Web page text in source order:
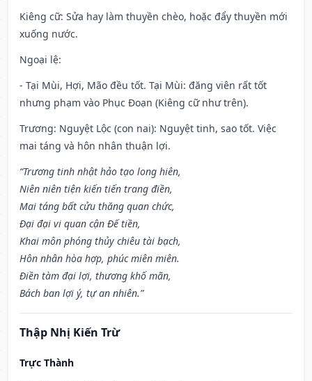
Kiêng cữ: Sửa hay làm thuyền chèo, hoặc đẩy thuyền mới
xuống nước.
Ngoại lệ:
- Tại Mùi, Hợi, Mão đều tốt. Tại Mùi: đăng viên rất tốt
nhưng phạm vào Phục Đoạn (Kiêng cữ như trên).
Trương: Nguyệt Lộc (con nai): Nguyệt tinh, sao tốt. Việc
mai táng và hôn nhân thuận lợi.
“Trương tinh nhật hảo tạo long hiên,
Niên niên tiện kiến tiến trang điền,
Mai táng bất cửu thăng quan chức,
Đại đại vi quan cận Đế tiền,
Khai môn phóng thủy chiêu tài bạch,
Hôn nhân hòa hợp, phúc miên miên.
Điền tàm đại lợi, thương khố mãn,
Bách ban lợi ý, tự an nhiên.”
Thập Nhị Kiến Trừ
Trực Thành